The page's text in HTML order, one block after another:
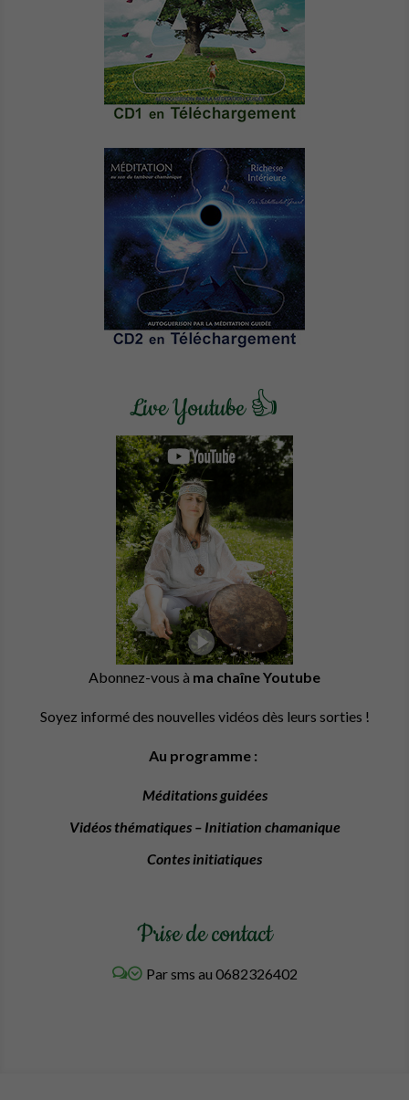
Live Youtube 👍
Abonnez-vous à ma chaîne Youtube
Soyez informé des nouvelles vidéos dès leurs sorties !
Au programme :
Méditations guidées
Vidéos thématiques – Initiation chamanique
Contes initiatiques
Prise de contact
Par sms au 0682326402